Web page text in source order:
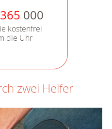
365 000
kostenfrei
die Uhr
zwei Helfer